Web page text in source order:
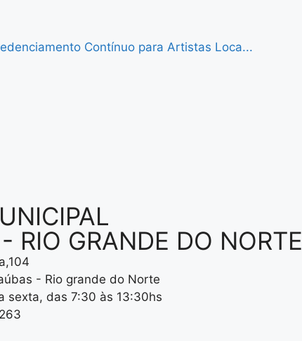
Contínuo para Artistas Loca...
RIO GRANDE DO NORTE
- Rio grande do Norte
sexta, das 7:30 às 13:30hs